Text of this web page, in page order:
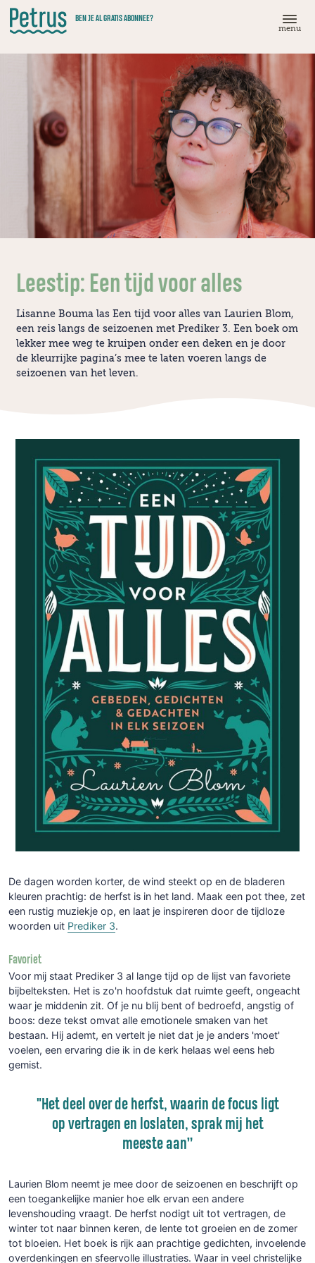
Doorgaan
naar
hoofdinhoud
BEN JE AL GRATIS ABONNEE?
menu
Leestip: Een tijd voor alles
Lisanne Bouma las Een tijd voor alles van Laurien Blom,
een reis langs de seizoenen met Prediker 3. Een boek om
lekker mee weg te kruipen onder een deken en je door
de kleurrijke pagina’s mee te laten voeren langs de
seizoenen van het leven.
De dagen worden korter, de wind steekt op en de bladeren
kleuren prachtig: de herfst is in het land. Maak een pot thee, zet
een rustig muziekje op, en laat je inspireren door de tijdloze
woorden uit Prediker 3.
Favoriet
Voor mij staat Prediker 3 al lange tijd op de lijst van favoriete
bijbelteksten. Het is zo'n hoofdstuk dat ruimte geeft, ongeacht
waar je middenin zit. Of je nu blij bent of bedroefd, angstig of
boos: deze tekst omvat alle emotionele smaken van het
bestaan. Hij ademt, en vertelt je niet dat je je anders 'moet'
voelen, een ervaring die ik in de kerk helaas wel eens heb
gemist.
"Het deel over de herfst, waarin de focus ligt
op vertragen en loslaten, sprak mij het
meeste aan”
Laurien Blom neemt je mee door de seizoenen en beschrijft op
een toegankelijke manier hoe elk ervan een andere
levenshouding vraagt. De herfst nodigt uit tot vertragen, de
winter tot naar binnen keren, de lente tot groeien en de zomer
tot bloeien. Het boek is rijk aan prachtige gedichten, invoelende
overdenkingen en sfeervolle illustraties. Waar in veel christelijke